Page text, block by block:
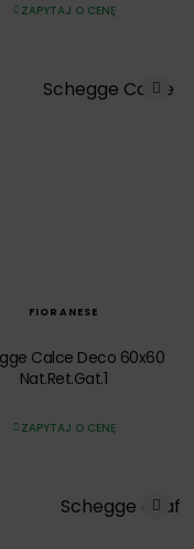
ZAPYTAJ O CENĘ
FIORANESE
Calce Deco 60x60
Nat.Ret.Gat.1
ZAPYTAJ O CENĘ